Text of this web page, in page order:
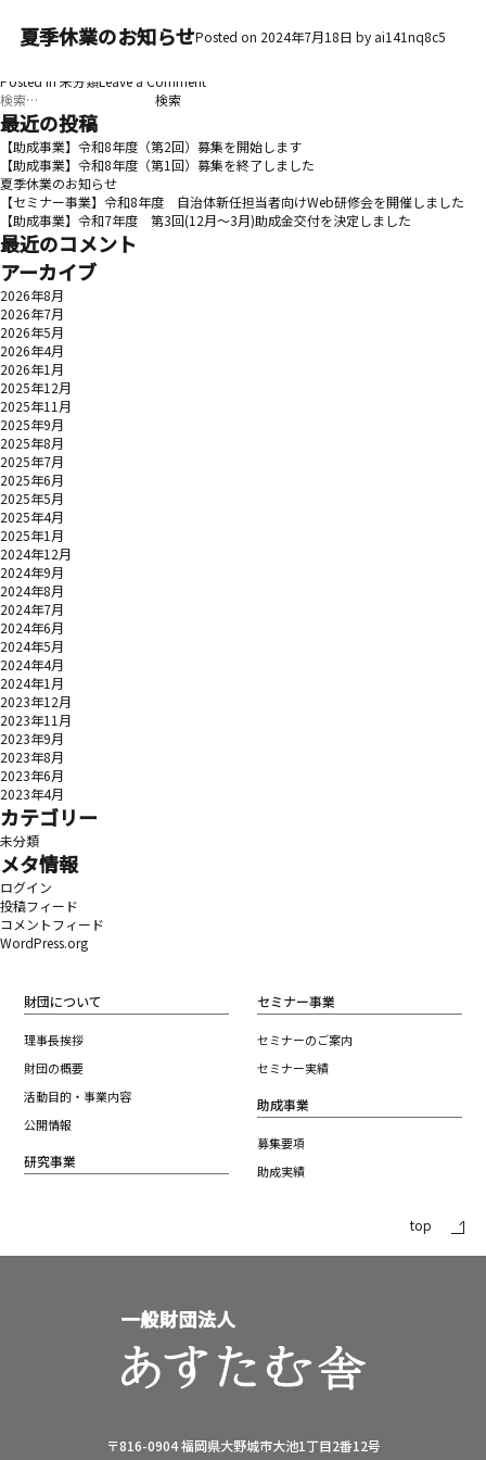
月:2024年7月
夏季休業のお知らせPosted on 2024年7月18日 by ai141nq8c5
8月10日(土)～8月14日(水)
Posted in 未分類Leave a Comment
業
の
知
ら
検
索:
最近の投稿
【助成事業】令和8年度（第2回）募集を開始します
【助成事業】令和8年度（第1回）募集を終了しました
夏季休業のお知らせ
【セミナー事業】令和8年度 自治体新任担当者向けWeb研修会を開催しました
【助成事業】令和7年度 第3回(12月～3月)助成金交付を決定しました
最近のコメント
アーカイブ
2026年8月
2026年7月
2026年5月
2026年4月
2026年1月
2025年12月
2025年11月
2025年9月
2025年8月
2025年7月
2025年6月
2025年5月
2025年4月
2025年1月
2024年12月
2024年9月
2024年8月
2024年7月
2024年6月
2024年5月
2024年4月
2024年1月
2023年12月
2023年11月
2023年9月
2023年8月
2023年6月
2023年4月
カテゴリー
未分類
メタ情報
ログイン
投稿フィード
コメントフィード
WordPress.org
〒816-0904福岡県大野城市大池1丁目2番12号
財団について
理事長挨拶
財団の概要
活動目的・事業内容
公開情報
研究事業
セミナー事業
セミナーのご案内
セミナー実績
助成事業
募集要項
助成実績
top